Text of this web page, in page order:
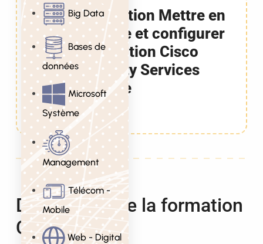
Big Data
Bases de
données
Microsoft
Système
Management
Télécom -
Mobile
Web - Digital
Formation Mettre en
oeuvre et configurer
la solution Cisco
Identity Services
Engine
5 Jours
Description de la formation
Cisco ISE